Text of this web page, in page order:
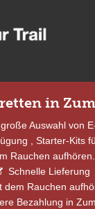
in
Auswahl von
, Starter-Kits
Rauchen aufhören.
Schnelle Lieferung
dem Rauchen
Bezahlung in